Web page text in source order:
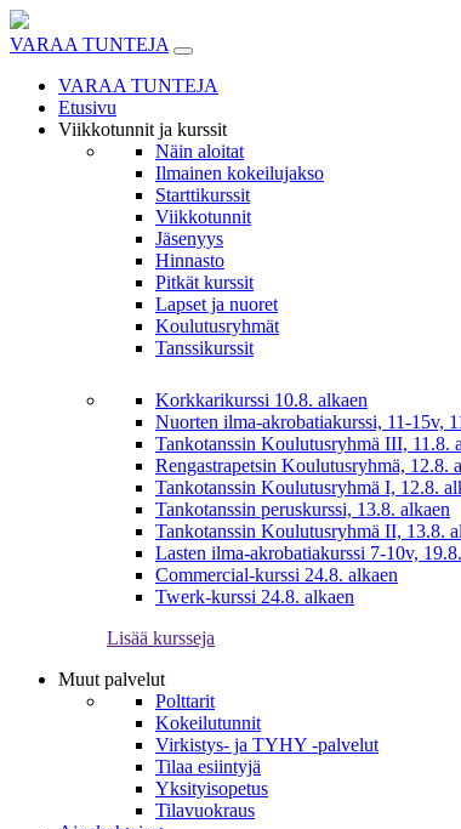
Skip
to
VARAA TUNTEJA
VARAA TUNTEJA
Etusivu
Viikkotunnit ja kurssit
Näin aloitat
Ilmainen kokeilujakso
Starttikurssit
Viikkotunnit
Jäsenyys
Hinnasto
Pitkät kurssit
Lapset ja nuoret
Koulutusryhmät
Tanssikurssit
Korkkarikurssi 10.8. alkaen
Nuorten ilma-akrobatiakurssi, 11-15v,
Tankotanssin Koulutusryhmä III, 11.8.
Rengastrapetsin Koulutusryhmä, 12.8.
Tankotanssin Koulutusryhmä I, 12.8.
Tankotanssin peruskurssi, 13.8. alkaen
Tankotanssin Koulutusryhmä II, 13.8.
Lasten ilma-akrobatiakurssi 7-10v,
Commercial-kurssi 24.8. alkaen
Twerk-kurssi 24.8. alkaen
Lisää kursseja
Muut palvelut
Polttarit
Kokeilutunnit
Virkistys- ja TYHY -palvelut
Tilaa esiintyjä
Yksityisopetus
Tilavuokraus